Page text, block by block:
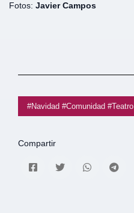
Fotos: Javier Campos
#Navidad #Comunidad #Teatro
Compartir